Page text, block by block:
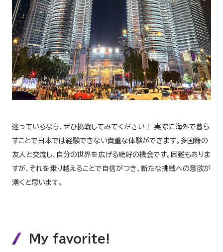
迷っているなら、ぜひ挑戦してみてください！ 実際に海外で暮ら
すことで日本では経験できない貴重な体験ができます。多国籍の
友人と交流し、自分の世界を広げる絶好の機会です。困難もありま
すが、それを乗り越えることで自信がつき、新たな挑戦への意欲が
湧くと思います。
My favorite!